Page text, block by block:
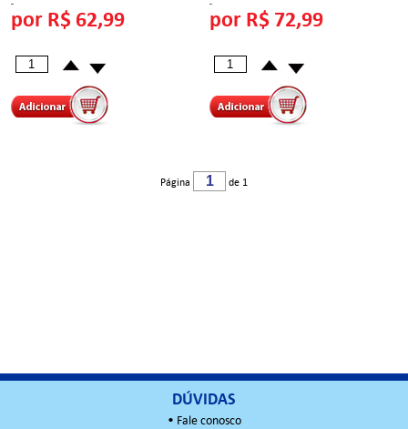
por R$ 62,99 por R$ 72,99
Página de 1
DÚVIDAS
• Fale conosco